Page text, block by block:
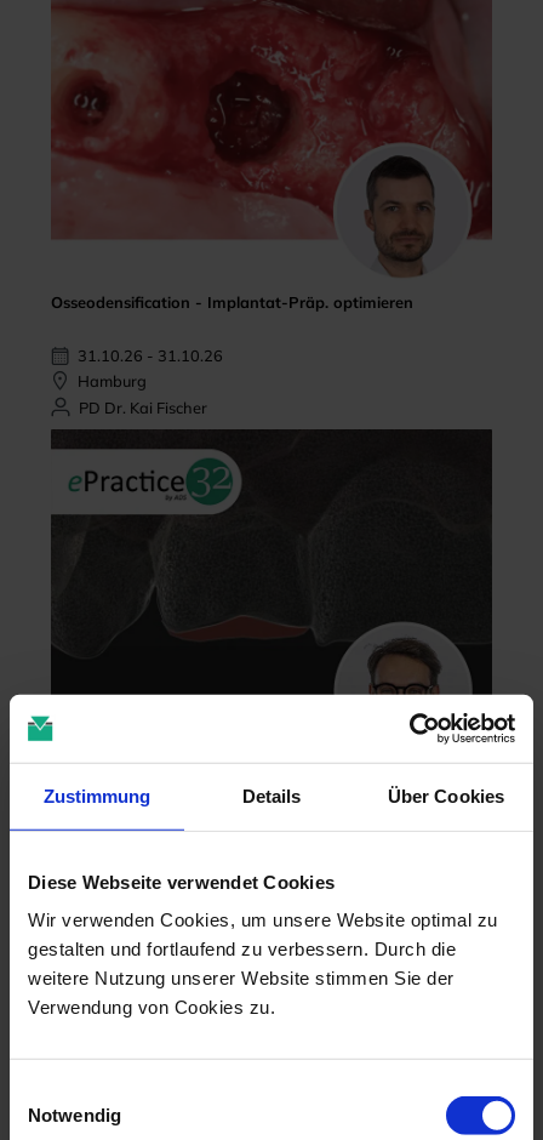
Zustimmung Details Über Cookies
Diese Webseite verwendet Cookies
Wir verwenden Cookies, um unsere Website optimal zu
gestalten und fortlaufend zu verbessern. Durch die
weitere Nutzung unserer Website stimmen Sie der
Verwendung von Cookies zu.
Notwendig
Osseodensification - Implantat-Präp. optimieren
31.10.26 - 31.10.26
Hamburg
PD Dr. Kai Fischer
04.11.26 - 04.11.26
Dr. Christian Leonhardt